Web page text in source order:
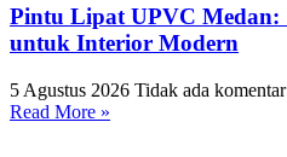
Pintu Lipat UPVC Medan:
untuk Interior Modern
5 Agustus 2026 Tidak ada komentar
Read More »